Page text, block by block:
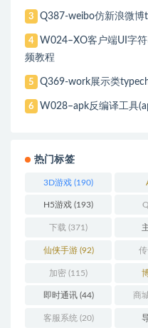
3 Q387-weibo仿新浪微博
4
W024–XO客户端UI字
频教程
5 Q369-work展示类
6 W028–apk反编译工具
热门标签
3D游戏 (190)
H5游戏 (193)
下载 (371)
仙侠手游(92)
加密 (115)
即时通讯(44) 商
客服系统 (20)